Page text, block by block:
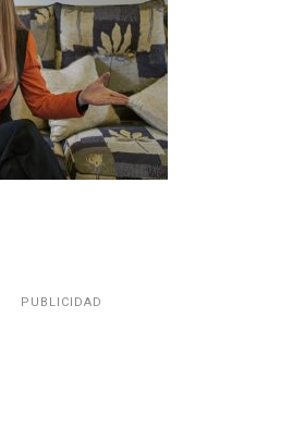
PUBLICIDAD